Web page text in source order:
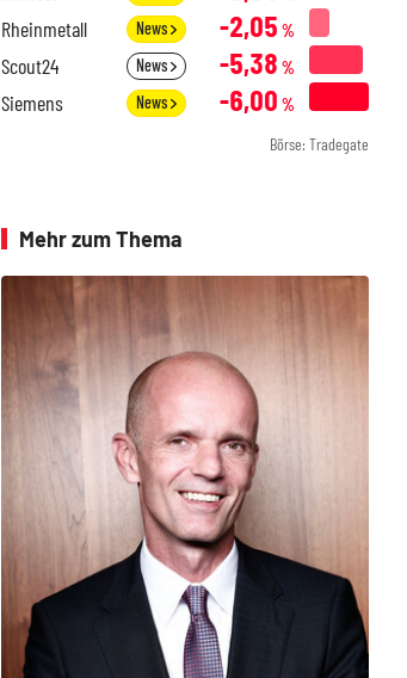
Rheinmetall News -2,05 %
Scout24 News -5,38 %
Siemens News -6,00 %
Börse: Tradegate
Mehr zum Thema